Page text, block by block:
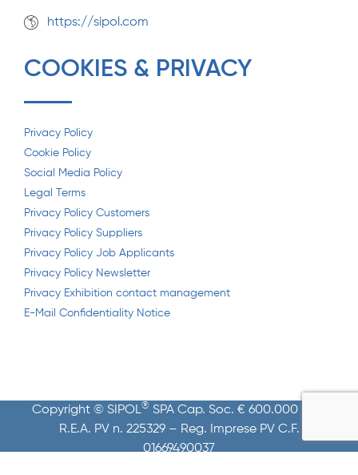
https://sipol.com
COOKIES & PRIVACY
Privacy Policy
Cookie Policy
Social Media Policy
Legal Terms
Privacy Policy Customers
Privacy Policy Suppliers
Privacy Policy Job Applicants
Privacy Policy Newsletter
Privacy Exhibition contact management
E-Mail Confidentiality Notice
Copyright © SIPOL® SPA Cap. Soc. € 600.000 i.v. –
R.E.A. PV n. 225329 – Reg. Imprese PV C.F.
01669490037